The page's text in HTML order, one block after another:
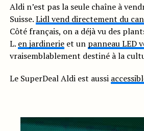
Aldi n’est pas la seule chaîne à
Suisse.Lidl vend directement du
Côté français, on a déjà vu des
L. en jardinerieet un panneau LED
vraisemblablement destiné à la
Le SuperDeal Aldi est aussi